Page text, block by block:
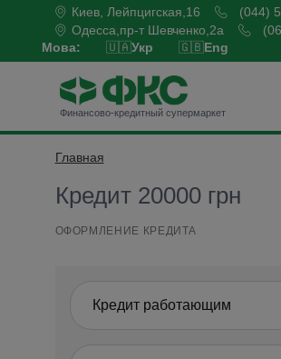
Киев, Лейпцигская,16
(044)
Одесса,пр-т Шевченко,2а
Мова: 🇺🇦Укр 🇬🇧Eng
Финансово-кредитный супермаркет
Главная
Кредит 20000 грн
ОФОРМЛЕНИЕ КРЕДИТА